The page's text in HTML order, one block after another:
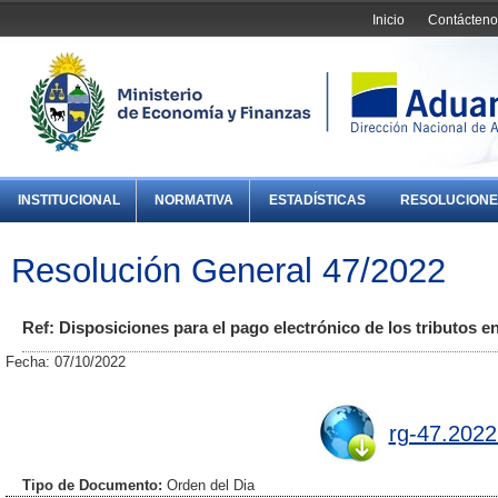
Inicio
INSTITUCIONAL NORMATIVA ESTADÍSTICAS
Resolución General 47/2022
Ref: Disposiciones para el pago electrónico de los tributos
Fecha: 07/10/2022
rg-
Tipo de Documento: Orden del Dia